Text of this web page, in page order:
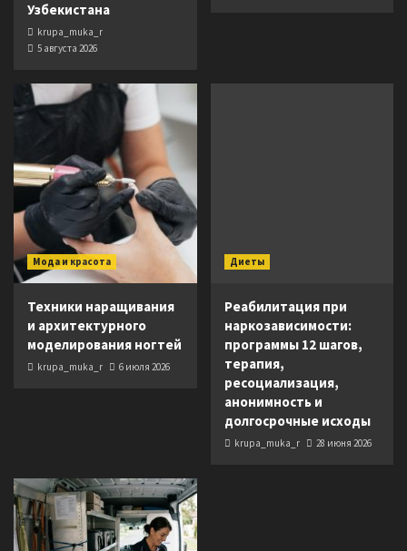
Узбекистана
krupa_muka_r
5 августа 2026
Мода и красота
Техники наращивания
и архитектурного
моделирования ногтей
krupa_muka_r 6 июля 2026
Диеты
Реабилитация при
наркозависимости:
программы 12 шагов,
терапия,
ресоциализация,
анонимность и
долгосрочные исходы
krupa_muka_r 28 июня 2026